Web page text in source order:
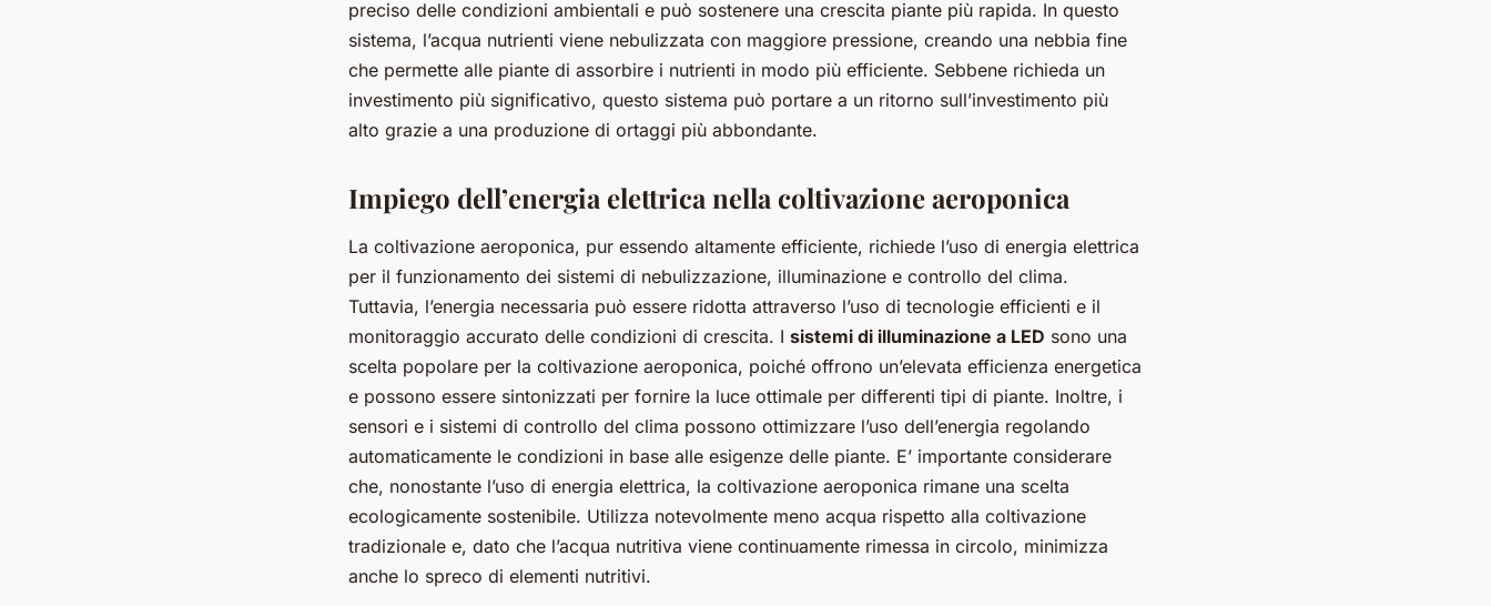
preciso delle condizioni ambientali e può sostenere una crescita piante più rapida. In questo
sistema, l’acqua nutrienti viene nebulizzata con maggiore pressione, creando una nebbia fine
che permette alle piante di assorbire i nutrienti in modo più efficiente. Sebbene richieda un
investimento più significativo, questo sistema può portare a un ritorno sull’investimento più
alto grazie a una produzione di ortaggi più abbondante.
Impiego dell’energia elettrica nella coltivazione aeroponica
La coltivazione aeroponica, pur essendo altamente efficiente, richiede l’uso di energia elettrica
per il funzionamento dei sistemi di nebulizzazione, illuminazione e controllo del clima.
Tuttavia, l’energia necessaria può essere ridotta attraverso l’uso di tecnologie efficienti e il
monitoraggio accurato delle condizioni di crescita. I sistemi di illuminazione a LED sono una
scelta popolare per la coltivazione aeroponica, poiché offrono un’elevata efficienza energetica
e possono essere sintonizzati per fornire la luce ottimale per differenti tipi di piante. Inoltre, i
sensori e i sistemi di controllo del clima possono ottimizzare l’uso dell’energia regolando
automaticamente le condizioni in base alle esigenze delle piante. E’ importante considerare
che, nonostante l’uso di energia elettrica, la coltivazione aeroponica rimane una scelta
ecologicamente sostenibile. Utilizza notevolmente meno acqua rispetto alla coltivazione
tradizionale e, dato che l’acqua nutritiva viene continuamente rimessa in circolo, minimizza
anche lo spreco di elementi nutritivi.